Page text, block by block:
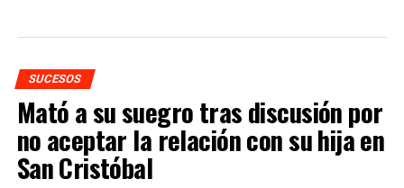
SUCESOS
Mató a su suegro tras discusión por
no aceptar la relación con su hija en
San Cristóbal